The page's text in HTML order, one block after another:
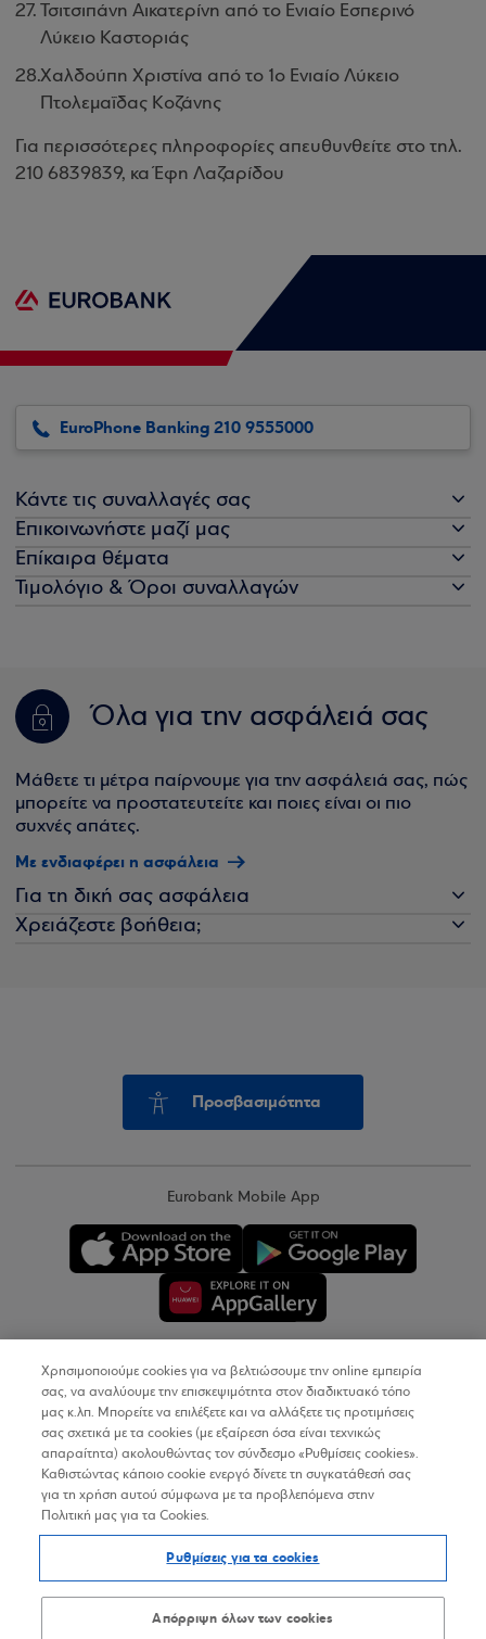
Τσιτσιπάνη Αικατερίνη από το Ενιαίο Εσπερινό
Λύκειο Καστοριάς
Χαλδούπη Χριστίνα από το 1ο Ενιαίο Λύκειο
Πτολεμαΐδας Κοζάνης
Για περισσότερες πληροφορίες απευθυνθείτε στο τηλ.
210 6839839, κα Έφη Λαζαρίδου
EuroPhone Banking 210 9555000
Κάντε τις συναλλαγές σας
Επικοινωνήστε μαζί μας
Επίκαιρα θέματα
Τιμολόγιο & Όροι συναλλαγών
Όλα για την ασφάλειά σας
Μάθετε τι μέτρα παίρνουμε για την ασφάλειά σας, πώς
μπορείτε να προστατευτείτε και ποιες είναι οι πιο
συχνές απάτες.
Με ενδιαφέρει η ασφάλεια
Για τη δική σας ασφάλεια
Χρειάζεστε βοήθεια;
Προσβασιμότητα
Eurobank Mobile App
Copyright © 2026
Όροι Χρήσης
Προσωπικά Δεδομένα στον Διαδικτυακό Τόπο
Δήλωση Προσβασιμότητας
Sitemap
Χρησιμοποιούμε cookies για να βελτιώσουμε την online εμπειρία
σας, να αναλύουμε την επισκεψιμότητα στον διαδικτυακό τόπο
μας κ.λπ. Μπορείτε να επιλέξετε και να αλλάξετε τις προτιμήσεις
σας σχετικά με τα cookies (με εξαίρεση όσα είναι τεχνικώς
απαραίτητα) ακολουθώντας τον σύνδεσμο «Ρυθμίσεις cookies».
Καθιστώντας κάποιο cookie ενεργό δίνετε τη συγκατάθεσή σας
για τη χρήση αυτού σύμφωνα με τα προβλεπόμενα στην
Πολιτική μας για τα Cookies.
Ρυθμίσεις για τα cookies
Απόρριψη όλων των cookies